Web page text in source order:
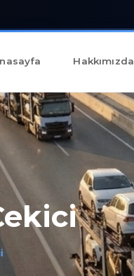
Hakkımızda